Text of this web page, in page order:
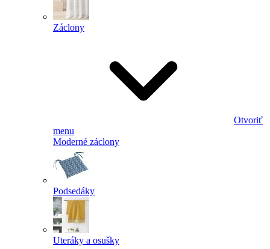
Záclony
Otvoriť
menu
Moderné záclony
Podsedáky
Uteráky a osušky